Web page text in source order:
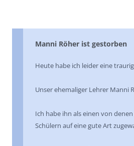
Manni Röher ist gestorben
Heute habe ich leider eine
Unser ehemaliger Lehrer Manni
Ich habe ihn als einen von
Schülern auf eine gute Art